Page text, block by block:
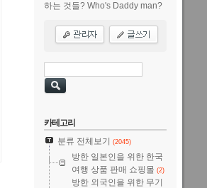
하는 것들? Who's Daddy man?
카테고리
분류 전체보기
(2045)
방한 일본인을 위한 한국
여행 상품 판매 쇼핑몰 (2)
방한 외국인을 위한 무기